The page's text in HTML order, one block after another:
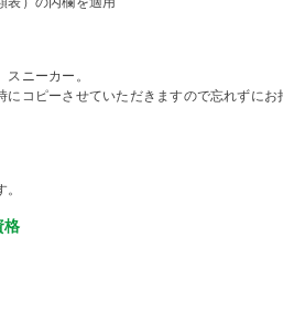
スニーカー。
にコピーさせていただきますので忘れずにお
格